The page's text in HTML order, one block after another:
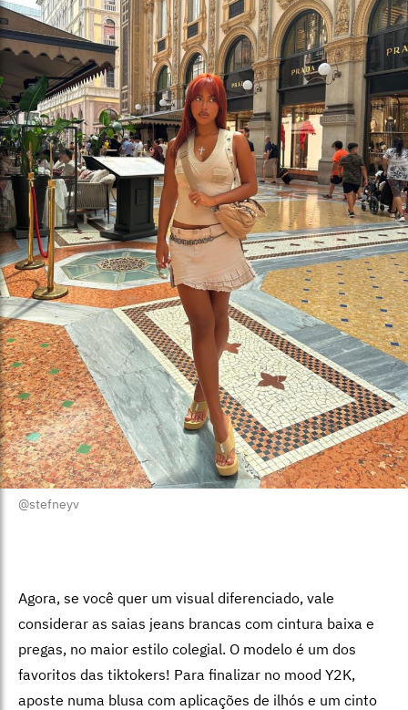
@stefneyv
Agora, se você quer um visual diferenciado, vale
considerar as saias jeans brancas com cintura baixa e
pregas, no maior estilo colegial. O modelo é um dos
favoritos das tiktokers! Para finalizar no mood Y2K,
aposte numa blusa com aplicações de ilhós e um cinto